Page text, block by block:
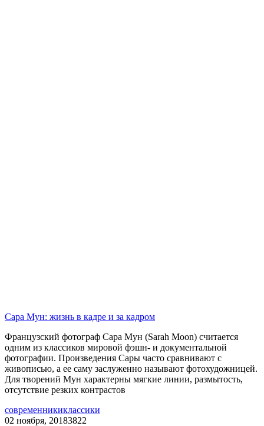
Сара Мун: жизнь в кадре и за кадром
Французский фотограф Сара Мун (Sarah Moon) считается
одним из классиков мировой фэшн- и документальной
фотографии. Произведения Сары часто сравнивают с
живописью, а ее саму заслуженно называют фотохудожницей.
Для творений Мун характерны мягкие линии, размытость,
отсутствие резких контрастов
современникиклассики
02 ноября, 20183822